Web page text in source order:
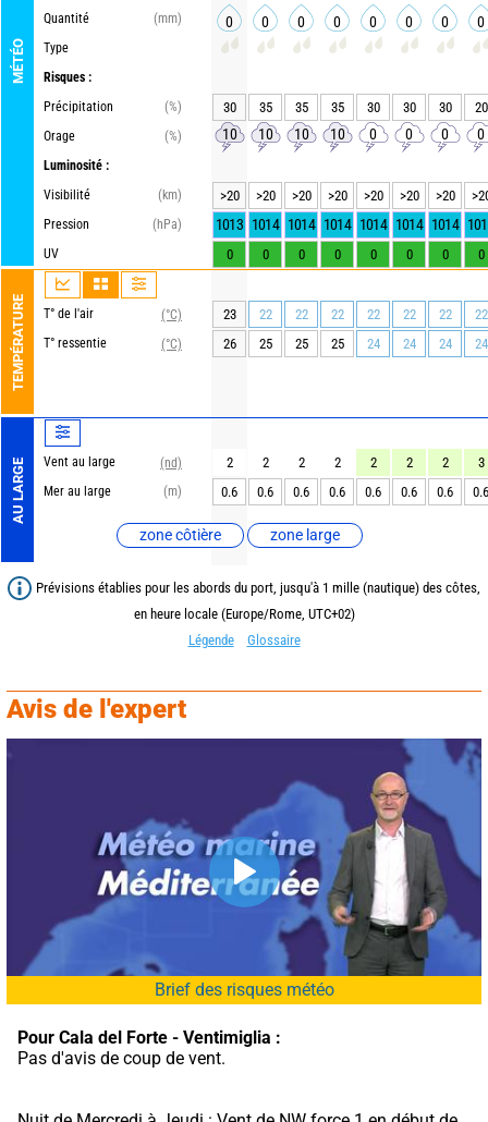
MÉTÉO
Quantité
(mm)
Type
Risques :
Précipitation
(%)
Orage
(%)
Luminosité :
Visibilité
(km)
Pression
(hPa)
UV
TEMPÉRATURE T° de l'air
(°C)
T° ressentie
(°C)
AU LARGE Vent au large
(nd)
Mer au large
(m)
zone côtière zone large
0 0 0 0 0 0 0 0
30 35 35 35 30 30 30 20
10 10 10 10 0 0 0 0
>20 >20 >20 >20 >20 >20 >20
1013 1014 1014 1014 1014 1014 1014
0 0 0 0 0 0 0 0
23 22 22 22 22 22 22
22
26
25 25 25 24 24 24 24
2 2 2 2 2 2 2
3
0.6
0.6 0.6 0.6 0.6 0.6 0.6 0.6
Prévisions établies pour les abords du port, jusqu'à 1 mille (nautique) des côtes,
en heure locale (Europe/Rome, UTC+02)
Légende
Glossaire
Avis de l'expert
Brief des risques météo
Pour Cala del Forte - Ventimiglia :
Pas d'avis de coup de vent.